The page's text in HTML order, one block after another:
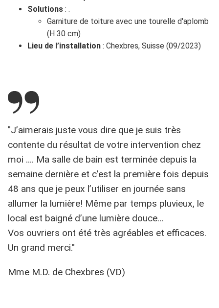
Solutions : .
Garniture de toiture avec une tourelle d'aplomb
(H 30 cm)
Lieu de l’installation : Chexbres, Suisse (09/2023)
"J’aimerais juste vous dire que je suis très
contente du résultat de votre intervention chez
moi .... Ma salle de bain est terminée depuis la
semaine dernière et c’est la première fois depuis
48 ans que je peux l’utiliser en journée sans
allumer la lumière! Même par temps pluvieux, le
local est baigné d’une lumière douce…
Vos ouvriers ont été très agréables et efficaces.
Un grand merci."
Mme M.D. de Chexbres (VD)